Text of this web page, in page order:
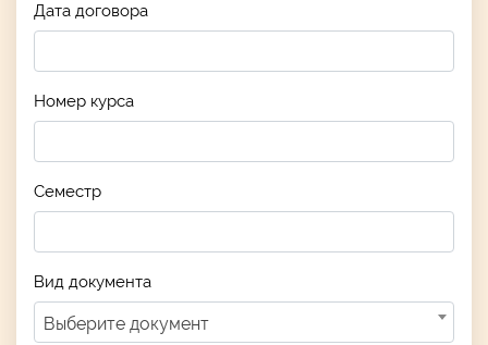
Дата договора
Номер курса
Семестр
Вид документа
Выберите документ